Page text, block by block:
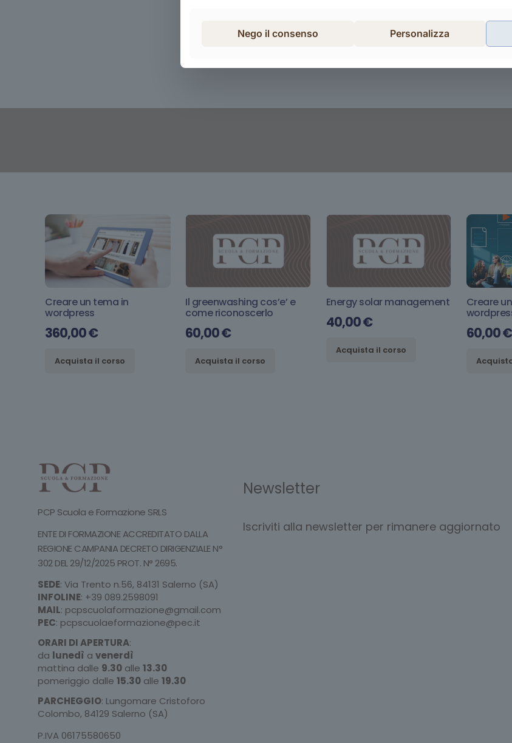
Creare un tema in
wordpress
360,00€
Acquista il corso
Il greenwashing cos’e’ e
come riconoscerlo
60,00€
Acquista il corso
Energy solar management
40,00€
Acquista il corso
Creare
60,00€
PCP Scuola e Formazione SRLS
ENTE DI FORMAZIONE ACCREDITATO DALLA
REGIONE CAMPANIA DECRETO DIRIGENZIALE N°
302 DEL 29/12/2025 PROT. N° 2695.
SEDE: Via Trento n.56, 84131 Salerno (SA)
INFOLINE: +39 089.2598091
MAIL: pcpscuolaformazione@gmail.com
PEC: pcpscuolaeformazione@pec.it
ORARI DI APERTURA:
da lunedì a venerdì
mattina dalle 9.30 alle 13.30
pomeriggio dalle 15.30 alle 19.30
PARCHEGGIO: Lungomare Cristoforo
Colombo, 84129 Salerno (SA)
P.IVA 06175580650
Newsletter
Iscriviti alla newsletter per rimanere aggiornato
Nego il consenso Personalizza